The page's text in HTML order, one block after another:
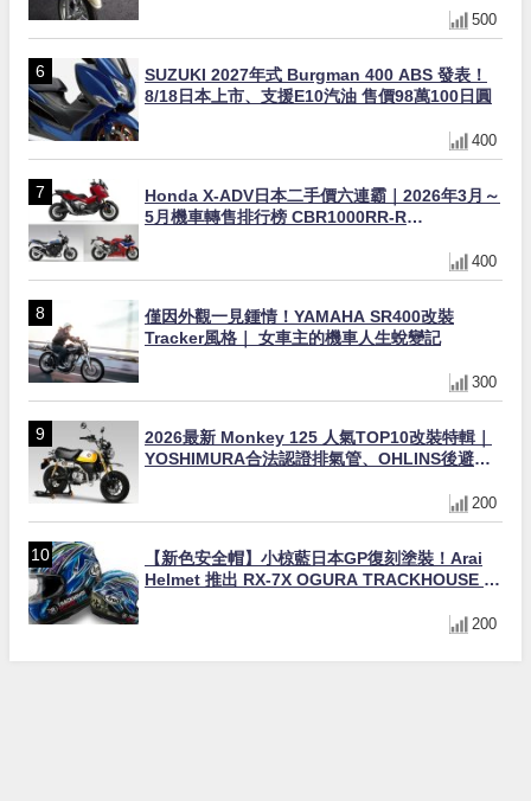
500
SUZUKI 2027年式 Burgman 400 ABS 發表！
8/18日本上市、支援E10汽油 售價98萬100日圓
400
Honda X-ADV日本二手價六連霸｜2026年3月～
5月機車轉售排行榜 CBR1000RR-R
400
僅因外觀一見鍾情！YAMAHA SR400改裝
Tracker風格｜ 女車主的機車人生蛻變記
300
2026最新 Monkey 125 人氣TOP10改裝特輯｜
YOSHIMURA合法認證排氣管、OHLINS後避
200
【新色安全帽】小椋藍日本GP復刻塗裝！Arai
Helmet 推出 RX-7X OGURA TRACKHOUSE 限
200